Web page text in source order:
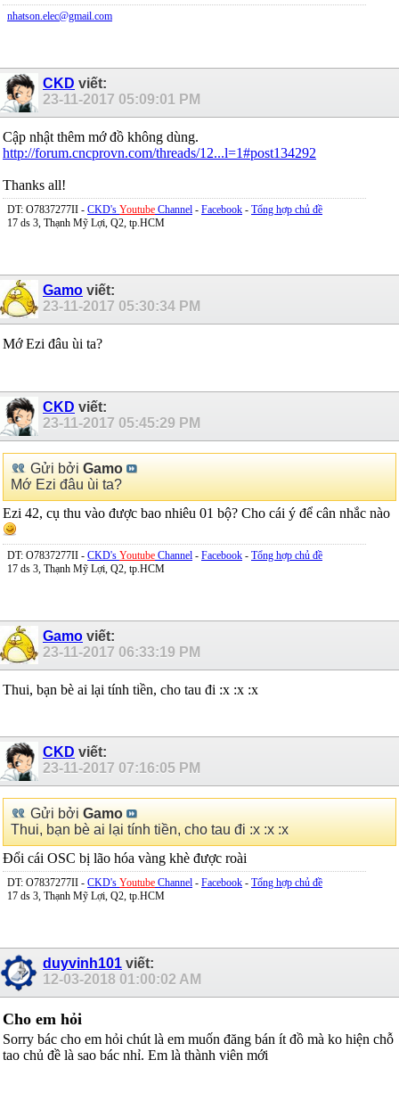
nhatson.elec@gmail.com
CKD viết:
23-11-2017 05:09:01 PM
Cập nhật thêm mớ đồ không dùng.
http://forum.cncprovn.com/threads/12...l=1#post134292
Thanks all!
DT: O7837277II - CKD's Youtube Channel - Facebook - Tổng hợp chủ đề
17 ds 3, Thạnh Mỹ Lợi, Q2, tp.HCM
Gamo viết:
23-11-2017 05:30:34 PM
Mớ Ezi đâu ùi ta?
CKD viết:
23-11-2017 05:45:29 PM
Gửi bởi Gamo
Mớ Ezi đâu ùi ta?
Ezi 42, cụ thu vào được bao nhiêu 01 bộ? Cho cái ý để cân nhắc nào
DT: O7837277II - CKD's Youtube Channel - Facebook - Tổng hợp chủ đề
17 ds 3, Thạnh Mỹ Lợi, Q2, tp.HCM
Gamo viết:
23-11-2017 06:33:19 PM
Thui, bạn bè ai lại tính tiền, cho tau đi :x :x :x
CKD viết:
23-11-2017 07:16:05 PM
Gửi bởi Gamo
Thui, bạn bè ai lại tính tiền, cho tau đi :x :x :x
Đổi cái OSC bị lão hóa vàng khè được roài
DT: O7837277II - CKD's Youtube Channel - Facebook - Tổng hợp chủ đề
17 ds 3, Thạnh Mỹ Lợi, Q2, tp.HCM
duyvinh101 viết:
12-03-2018 01:00:02 AM
Cho em hỏi
Sorry bác cho em hỏi chút là em muốn đăng bán ít đồ mà ko hiện chỗ
tao chủ đề là sao bác nhỉ. Em là thành viên mới